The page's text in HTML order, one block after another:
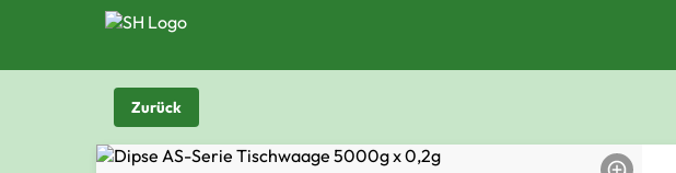
Zurück